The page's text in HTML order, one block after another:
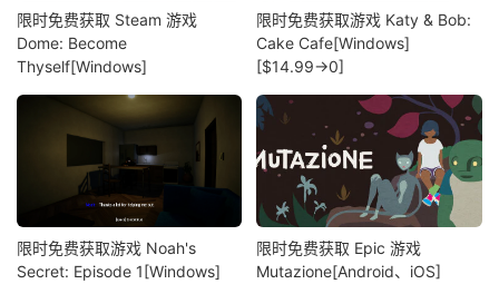
限时免费获取 Steam 游戏
Dome: Become
Thyself[Windows]
限时免费获取游戏 Katy & Bob:
Cake Cafe[Windows]
[$14.99→0]
限时免费获取游戏 Noah's
Secret: Episode 1[Windows]
限时免费获取 Epic 游戏
Mutazione[Android、iOS]